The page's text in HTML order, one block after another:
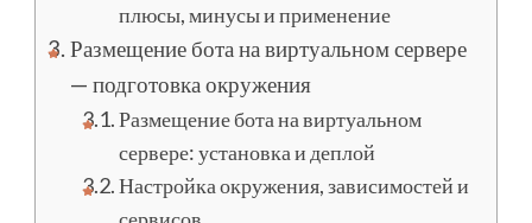
плюсы, минусы и применение
Размещение бота на виртуальном сервере
— подготовка окружения
Размещение бота на виртуальном
сервере: установка и деплой
Настройка окружения, зависимостей и